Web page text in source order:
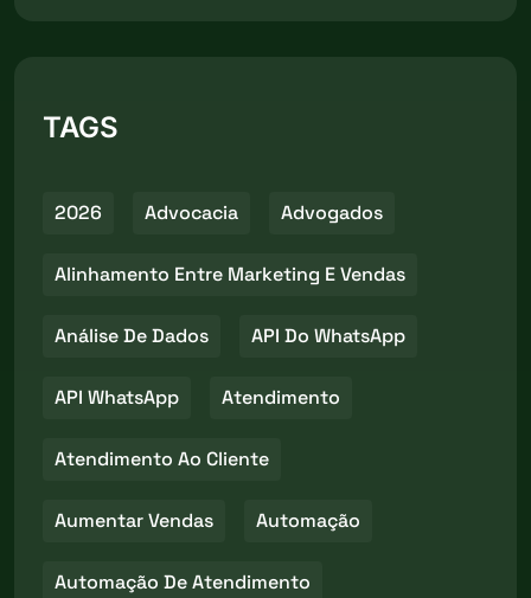
TAGS
2026 Advocacia Advogados
Alinhamento Entre Marketing E Vendas
Análise De Dados API Do WhatsApp
API WhatsApp Atendimento
Atendimento Ao Cliente
Aumentar Vendas Automação
Automação De Atendimento